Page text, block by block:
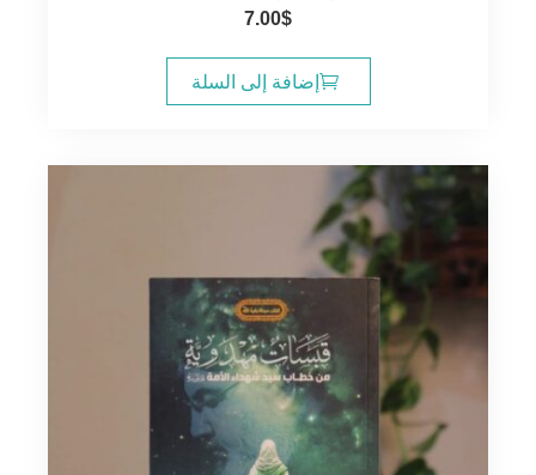
7.00$
إضافة إلى السلة